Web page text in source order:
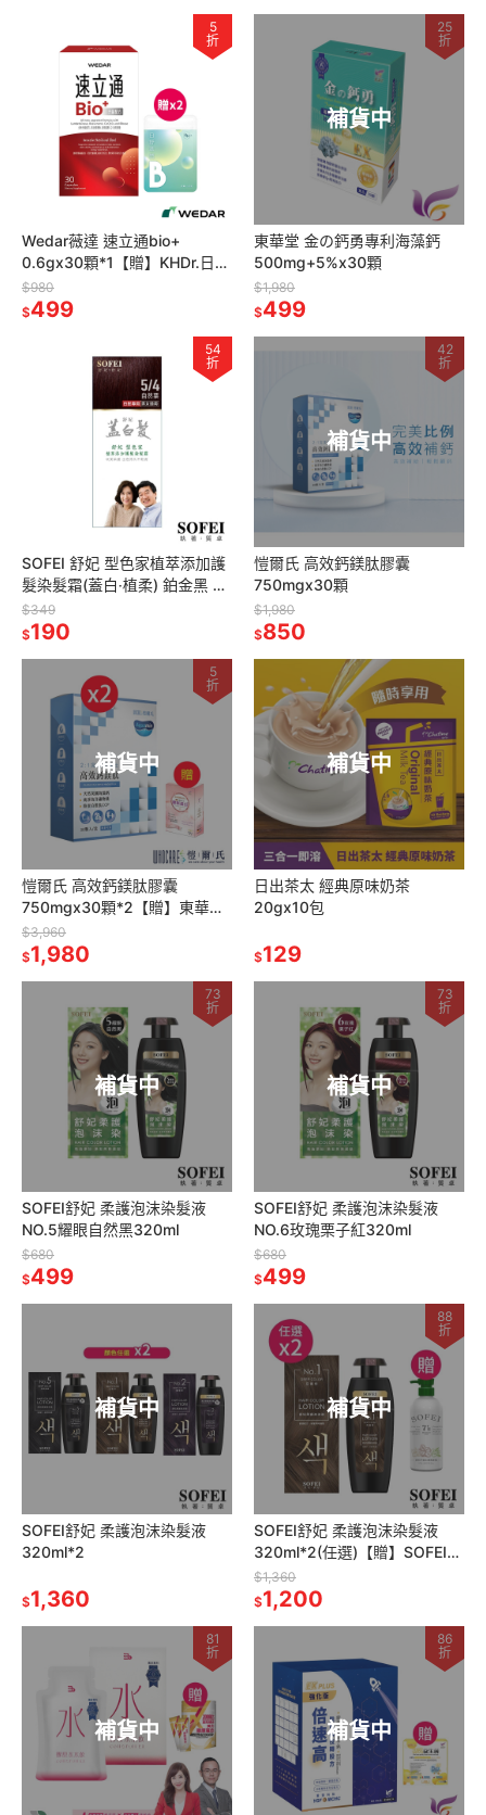
5
折
Wedar薇達 速立通bio+
0.6gx30顆*1【贈】KHDr.日舒
萃然B膠囊 430mgx30粒*2
$980
$499
補貨中
25
折
東華堂 金の鈣勇專利海藻鈣
500mg+5%x30顆
$1,980
$499
54
折
SOFEI 舒妃 型色家植萃添加護
髮染髮霜(蓋白‧植柔) 鉑金黑 自
然黑褐 夜空紫 自然栗 琥珀棕
$349
$190
補貨中
42
折
愷爾氏 高效鈣鎂肽膠囊
750mgx30顆
$1,980
$850
補貨中
5
折
愷爾氏 高效鈣鎂肽膠囊
750mgx30顆*2【贈】東華堂
膠原蛋白左旋C500mgx100顆
*1
$3,960
$1,980
補貨中
日出茶太 經典原味奶茶
20gx10包
$129
補貨中
73
折
SOFEI舒妃 柔護泡沫染髮液
NO.5耀眼自然黑320ml
$680
$499
補貨中
73
折
SOFEI舒妃 柔護泡沫染髮液
NO.6玫瑰栗子紅320ml
$680
$499
補貨中
SOFEI舒妃 柔護泡沫染髮液
320ml*2
$1,360
補貨中
88
折
SOFEI舒妃 柔護泡沫染髮液
320ml*2(任選)【贈】SOFEI舒
妃 7玻水潤洗髮精600ml*1
$1,360
$1,200
補貨中
81
折
補貨中
86
折